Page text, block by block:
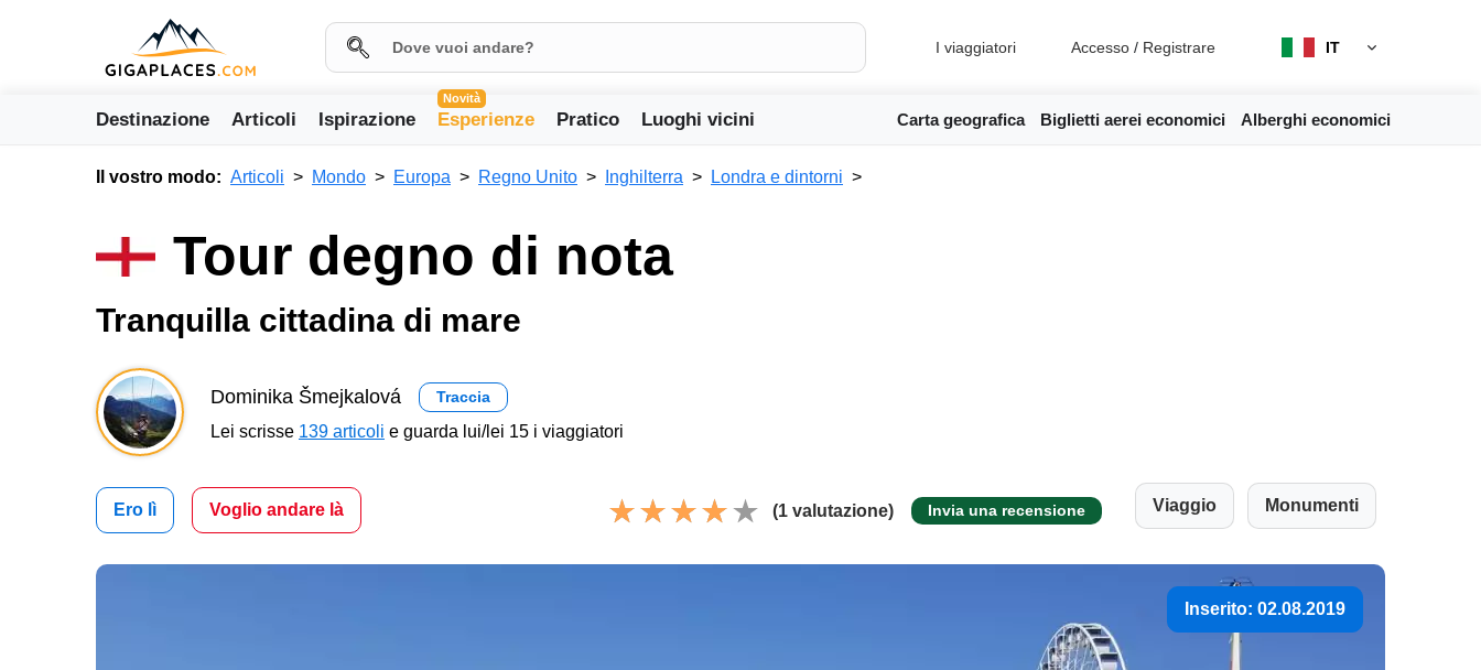
I viaggiatori Accesso / Registrare IT
Destinazione Articoli Ispirazione
Novità
Esperienze Pratico Luoghi vicini Carta geografica Biglietti aerei economici Alberghi economici
Il vostro modo: Articoli Mondo Europa Regno Unito Inghilterra Londra e dintorni
Tour degno di nota
Tranquilla cittadina di mare
Dominika Šmejkalová Traccia
Lei scrisse 139 articoli e guarda lui/lei 15 i viaggiatori
Ero lì Voglio andare là (1 valutazione) Invia una recensione Viaggio Monumenti
Inserito: 02.08.2019